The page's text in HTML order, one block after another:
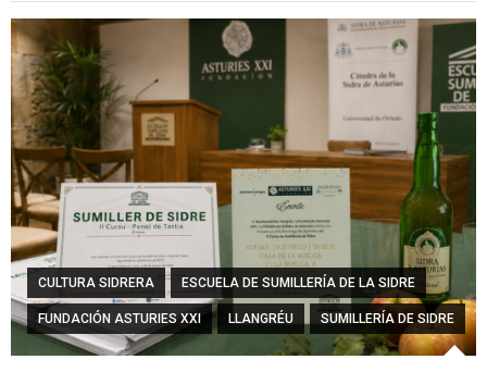
CULTURA SIDRERA ESCUELA DE SUMILLERÍA DE LA SIDRE
FUNDACIÓN ASTURIES XXI LLANGRÉU SUMILLERÍA DE SIDRE